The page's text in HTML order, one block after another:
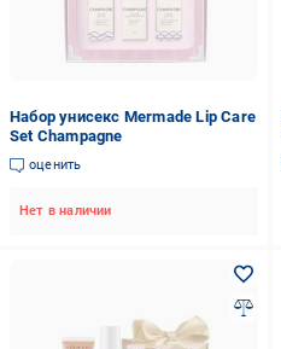
Набор унисекс Mermade Lip Care
Set Champagne
оценить
Нет в наличии